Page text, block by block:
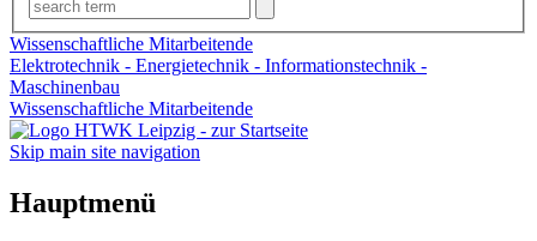
Wissenschaftliche Mitarbeitende
Elektrotechnik - Energietechnik - Informationstechnik -
Maschinenbau
Wissenschaftliche Mitarbeitende
Skip main site navigation
Hauptmenü